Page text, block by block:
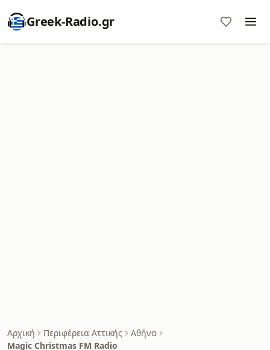
Greek-Radio.gr
Αρχική Περιφέρεια Αττικής
Αθήνα
Magic Christmas FM Radio